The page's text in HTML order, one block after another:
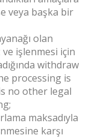
veya başka bir
olan
ve işlenmesi için
withdraw
processing is
no other legal
maksadıyla
karşı